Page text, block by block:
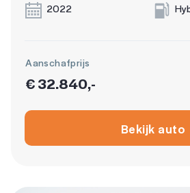
2022
Aanschafprijs
€ 32.840,-
Bekijk auto